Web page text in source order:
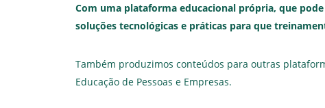
Com uma plataforma educacional própria, que
soluções tecnológicas e práticas para que
Também produzimos conteúdos para outras
Educação de Pessoas e Empresas.